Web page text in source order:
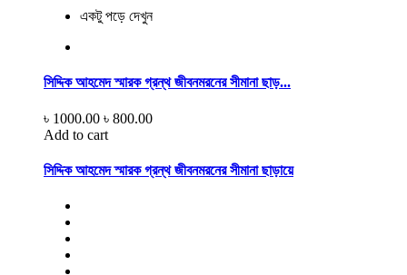
একটু পড়ে দেখুন
সিদ্দিক আহমেদ স্মারক গ্রন্থ জীবনমরনের সীমানা ছাড়...
৳ 1000.00 ৳ 800.00
Add to cart
সিদ্দিক আহমেদ স্মারক গ্রন্থ জীবনমরনের সীমানা ছাড়ায়ে